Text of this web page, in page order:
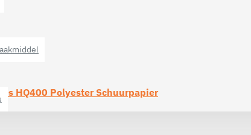
HQ400 Polyester Schuurpapier